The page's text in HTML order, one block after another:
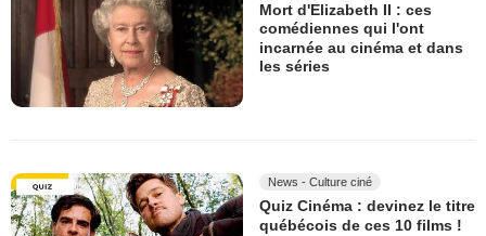
Mort d'Elizabeth II : ces
comédiennes qui l'ont
incarnée au cinéma et dans
les séries
News - Culture ciné
Quiz Cinéma : devinez le titre
québécois de ces 10 films !